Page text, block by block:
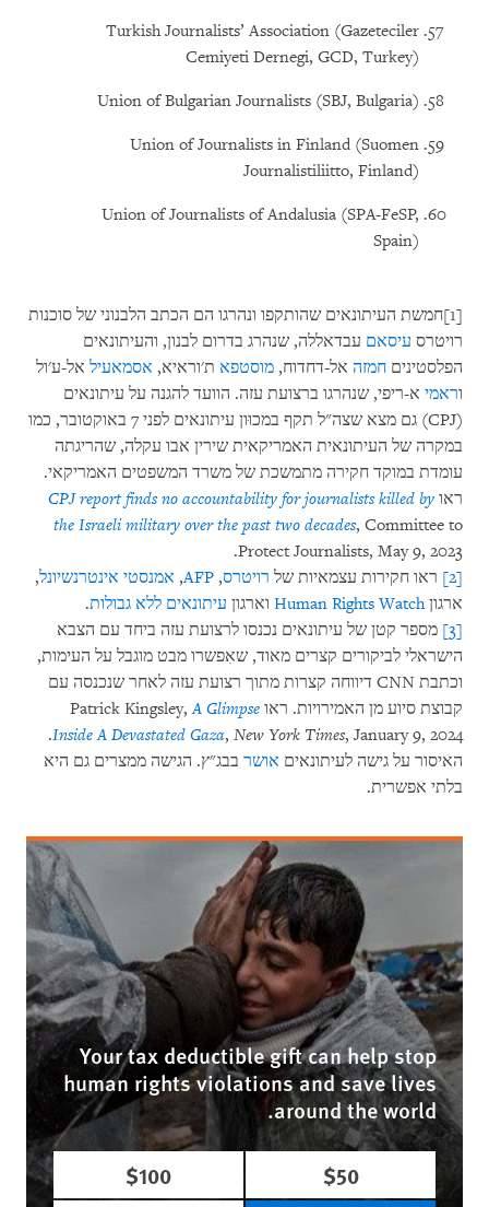
Turkish Journalists’ Association (Gazeteciler
Cemiyeti Dernegi, GCD, Turkey)
Union of Bulgarian Journalists (SBJ, Bulgaria)
Union of Journalists in Finland (Suomen
Journalistiliitto, Finland)
Union of Journalists of Andalusia (SPA-FeSP,
Spain)
[1]חמשת העיתונאים שהותקפו ונהרגו הם הכתב הלבנוני של סוכנות
רויטרס עיסאם עבדאללה, שנהרג בדרום לבנון, והעיתונאים
הפלסטינים חמזה אל-דחדוח, מוסטפא ת'וראיא, אסמאעיל אל-ע'ול
וראמי א-ריפי, שנהרגו ברצועת עזה. הוועד להגנה על עיתונאים
(CPJ) גם מצא שצה"ל תקף במכוּון עיתונאים לפני 7 באוקטובר, כמו
במקרה של העיתונאית האמריקאית שירין אבו עקלה, שהריגתה
עומדת במוקד חקירה מתמשכת של משרד המשפטים האמריקאי.
ראו CPJ report finds no accountability for journalists killed by
the Israeli military over the past two decades, Committee to
Protect Journalists, May 9, 2023.
[2]
ראו חקירות עצמאיות של רויטרס,
AFP
, אמנסטי אינטרנשיונל,
ארגוןHuman Rights Watch וארגון עיתונאים ללא גבולות.
[3]
מספר קטן של עיתונאים נכנסו לרצועת עזה ביחד עם הצבא
הישראלי לביקורים קצרים מאוד, שאִפשרו מבט מוגבל על העימות,
וכתבת CNN דיווחה קצרות מתוך רצועת עזה לאחר שנכנסה עם
קבוצת סיוע מן האמירויות. ראו Patrick Kingsley, A Glimpse
Inside A Devastated Gaza, New York Times
, January 9, 2024.
האיסור על גישה לעיתונאים אושר בבג"ץ. הגישה ממצרים גם היא
בלתי אפשרית.
Your tax deductible gift can help stop
human rights violations and save lives
around the world.
$50
$100